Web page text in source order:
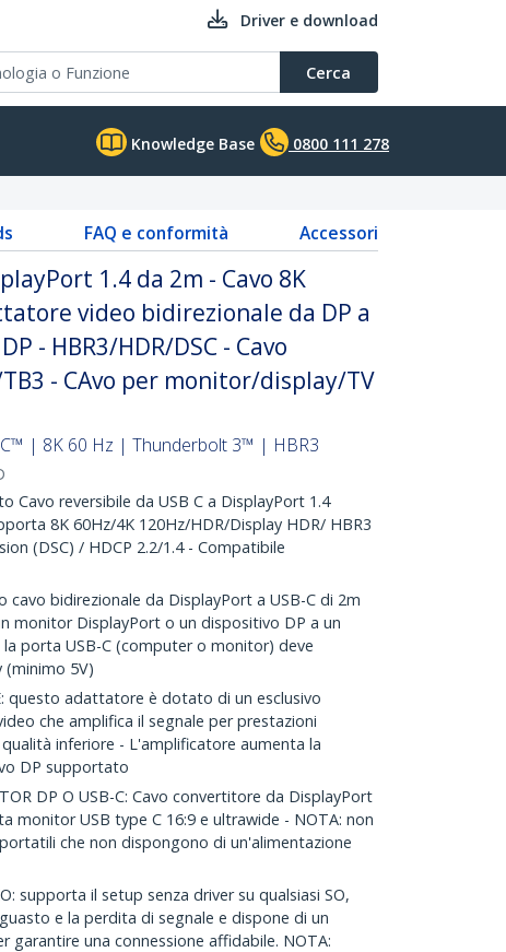
Driver e download
Cerca
Knowledge Base 0800 111 278
FAQ e conformità Accessori
1.4 da 2m - Cavo 8K
video bidirezionale da DP a
- HBR3/HDR/DSC - Cavo
- CAvo per monitor/display/TV
| 8K 60 Hz | Thunderbolt 3™ | HBR3
Cavo reversibile da USB C a DisplayPort 1.4
8K 60Hz/4K 120Hz/HDR/Display HDR/ HBR3
(DSC) / HDCP 2.2/1.4 - Compatibile
cavo bidirezionale da DisplayPort a USB-C di 2m
monitor DisplayPort o un dispositivo DP a un
la porta USB-C (computer o monitor) deve
(minimo 5V)
questo adattatore è dotato di un esclusivo
che amplifica il segnale per prestazioni
inferiore - L'amplificatore aumenta la
DP supportato
DP O USB-C: Cavo convertitore da DisplayPort
monitor USB type C 16:9 e ultrawide - NOTA: non
che non dispongono di un'alimentazione
supporta il setup senza driver su qualsiasi SO,
e la perdita di segnale e dispone di un
garantire una connessione affidabile. NOTA: